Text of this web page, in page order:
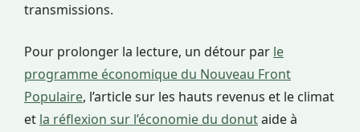
transmissions.
Pour prolonger la lecture, un détour par le
programme économique du Nouveau Front
Populaire, l’article sur les hauts revenus et le climat
et la réflexion sur l’économie du donutaide à